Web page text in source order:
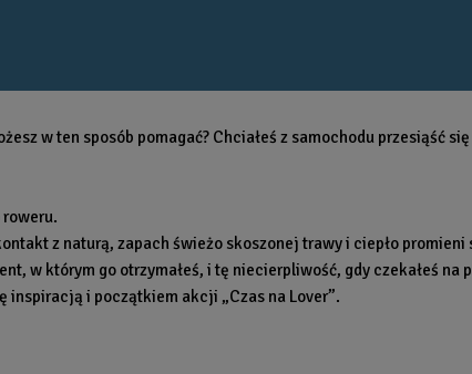
w ten sposób pomagać? Chciałeś z samochodu przesiąść
roweru.
z naturą, zapach świeżo skoszonej trawy i ciepło
w którym go otrzymałeś, i tę niecierpliwość, gdy czekałeś
inspiracją i początkiem akcji „Czas na Lover”.